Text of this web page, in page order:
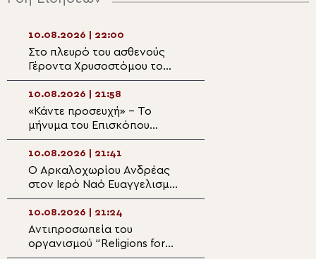
10.08.2026 | 22:00
Στο πλευρό του ασθενούς
Γέροντα Χρυσοστόμου το
Πατριαρχείο Ιεροσολύμων
10.08.2026 | 21:58
«Κάντε προσευχή» – Το
μήνυμα του Επισκόπου
Άσσου Τιμοθέου προς τους
Έλληνες μετά τον φονικό
σεισμό των 7,4 Ρίχτερ στην
Κολομβία
10.08.2026 | 21:41
Ο Αρκαλοχωρίου Ανδρέας
στον Ιερό Ναό Ευαγγελισμού
της Θεοτόκου στα Κάτω
Καστελλιανά Μονοφατσίου
10.08.2026 | 21:24
Αντιπροσωπεία του
οργανισμού “Religions for